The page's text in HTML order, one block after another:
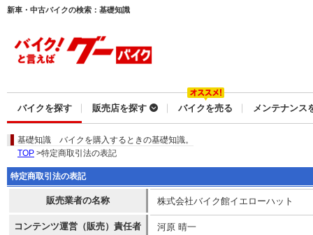
新車・中古バイクの検索：基礎知識
バイクを探す 販売店を探す バイクを売る メンテナンス
基礎知識 バイクを購入するときの基礎知識。
TOP >特定商取引法の表記
特定商取引法の表記
販売業者の名称 株式会社バイク館イエローハット
コンテンツ運営（販売）責任者 河原 晴一